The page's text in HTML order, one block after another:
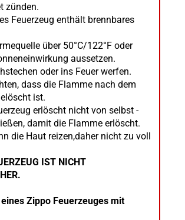
zünden.
Feuerzeug enthält brennbares
über 50°C/122°F oder
aussetzen.
oder ins Feuer werfen.
dass die Flamme nach dem
ist.
erlöscht nicht von selbst -
damit die Flamme erlöscht.
die Haut reizen,daher nicht zu voll
IST NICHT
Zippo Feuerzeuges mit